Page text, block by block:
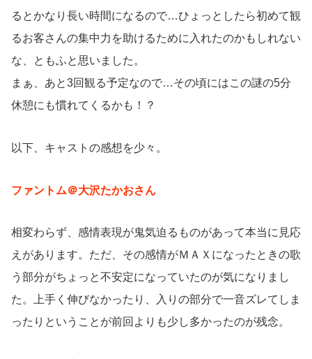
るとかなり長い時間になるので…ひょっとしたら初めて観
るお客さんの集中力を助けるために入れたのかもしれない
な、ともふと思いました。
まぁ、あと3回観る予定なので…その頃にはこの謎の5分
休憩にも慣れてくるかも！？
以下、キャストの感想を少々。
ファントム＠大沢たかおさん
相変わらず、感情表現が鬼気迫るものがあって本当に見応
えがあります。ただ、その感情がＭＡＸになったときの歌
う部分がちょっと不安定になっていたのが気になりまし
た。上手く伸びなかったり、入りの部分で一音ズレてしま
ったりということが前回よりも少し多かったのが残念。